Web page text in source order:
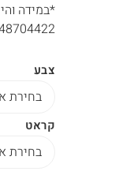
*במידה
0548704422 ונעשה את מרב המאמצים
צבע
קראט